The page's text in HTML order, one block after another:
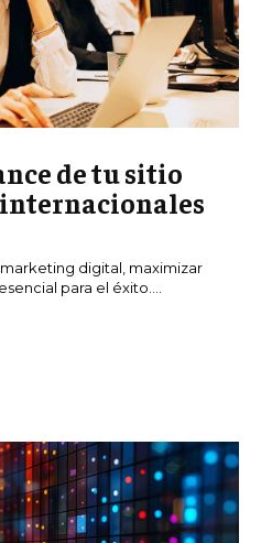
de tu sitio
internacionales
digital, maximizar
para el éxito....